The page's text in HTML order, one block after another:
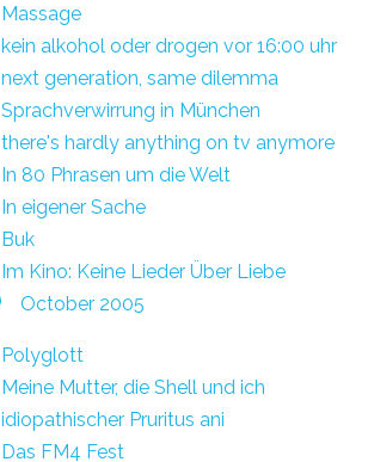
Massage
kein alkohol oder drogen vor 16:00 uhr
next generation, same dilemma
Sprachverwirrung in München
there's hardly anything on tv anymore
In 80 Phrasen um die Welt
In eigener Sache
Buk
Im Kino: Keine Lieder Über Liebe
October 2005
Polyglott
Meine Mutter, die Shell und ich
idiopathischer Pruritus ani
Das FM4 Fest